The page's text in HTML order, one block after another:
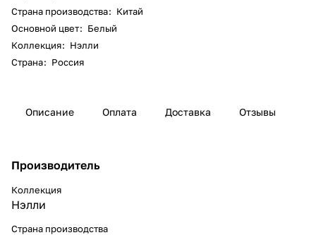
Страна производства: Китай
Основной цвет: Белый
Коллекция: Нэлли
Страна: Россия
Описание Оплата Доставка Отзывы
Производитель
Коллекция
Нэлли
Страна производства